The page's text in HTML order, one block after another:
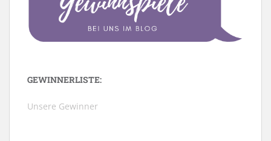
GEWINNERLISTE:
Unsere Gewinner